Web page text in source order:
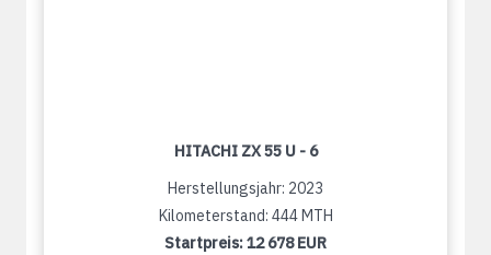
HITACHI ZX 55 U - 6
Herstellungsjahr: 2023
Kilometerstand: 444 MTH
Startpreis:12 678 EUR